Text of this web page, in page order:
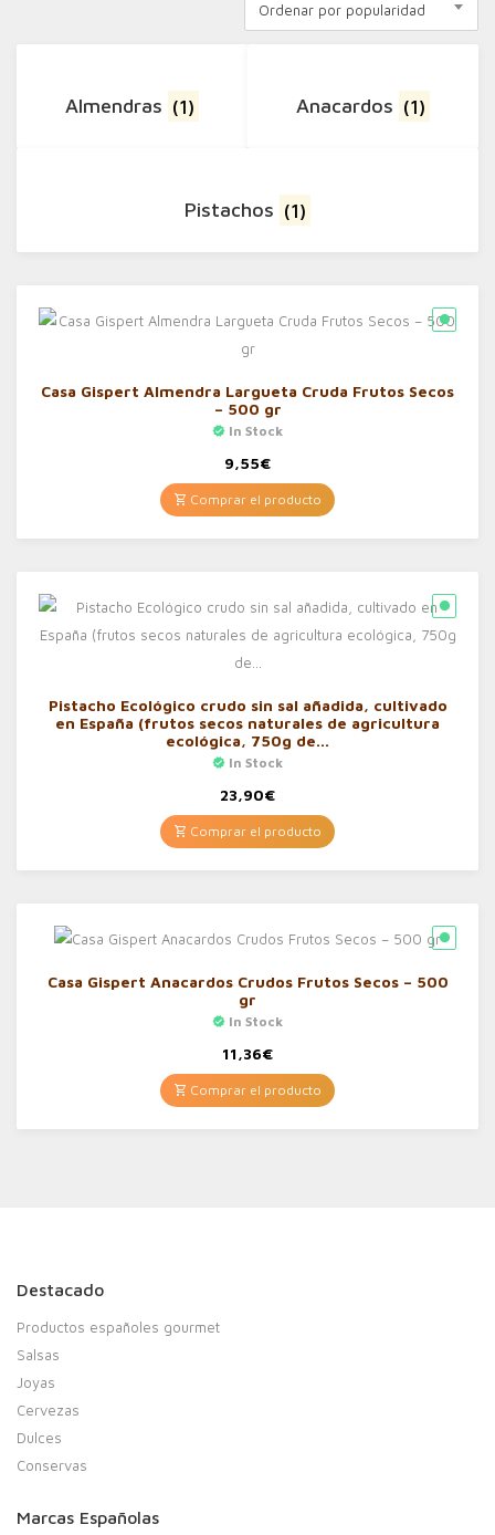
Ordenar por popularidad
Almendras (1) Anacardos (1)
Pistachos (1)
Casa Gispert Almendra Largueta Cruda Frutos Secos
– 500 gr
In Stock
9,55€
Comprar el producto
Pistacho Ecológico crudo sin sal añadida, cultivado
en España (frutos secos naturales de agricultura
ecológica, 750g de…
In Stock
23,90€
Comprar el producto
Casa Gispert Anacardos Crudos Frutos Secos – 500
gr
In Stock
11,36€
Comprar el producto
Destacado
Productos españoles gourmet
Salsas
Joyas
Cervezas
Dulces
Conservas
Marcas Españolas